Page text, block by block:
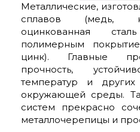
Металлические,
сплавов (медь,
оцинкованная
полимерным
цинк). Главные
прочность,
температур и
окружающей среды.
систем прекрасно
металлочерепицы и